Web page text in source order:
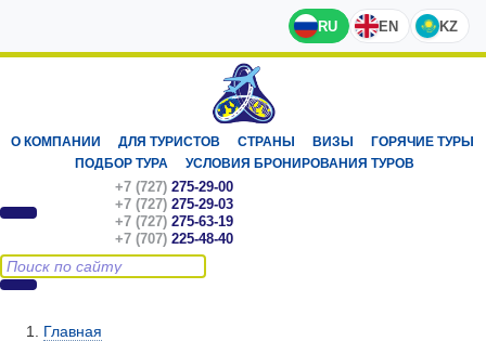
RU EN KZ
О КОМПАНИИ ДЛЯ ТУРИСТОВ СТРАНЫ ВИЗЫ
ГОРЯЧИЕ ТУРЫ
ПОДБОР ТУРА
УСЛОВИЯ БРОНИРОВАНИЯ ТУРОВ
+7 (727) 275-29-00
+7 (727) 275-29-03
+7 (727) 275-63-19
+7 (707) 225-48-40
Главная